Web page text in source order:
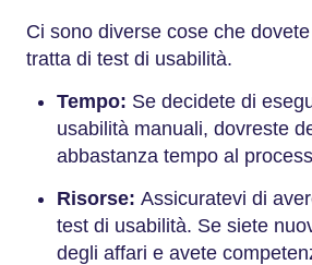
Ci sono diverse cose che
tratta di test di usabilità.
Tempo: Se decidete di
usabilità manuali, dovreste
abbastanza tempo al
Risorse: Assicuratevi di
test di usabilità. Se siete
degli affari e avete